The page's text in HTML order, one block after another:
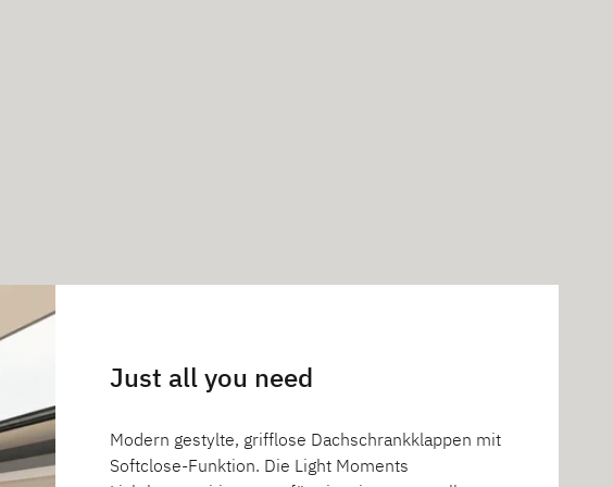
Just all you need
Modern gestylte, grifflose Dachschrankklappen mit
Softclose-Funktion. Die Light Moments